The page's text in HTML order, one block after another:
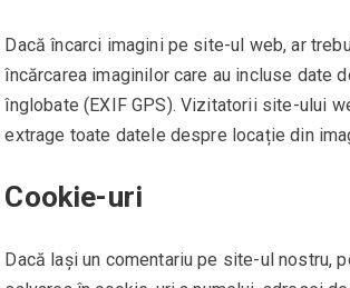
Dacă încarci imagini pe site-ul web, ar
încărcarea imaginilor care au incluse date
înglobate (EXIF GPS). Vizitatorii site-ului
extrage toate datele despre locație din
Cookie-uri
Dacă lași un comentariu pe site-ul nostru,